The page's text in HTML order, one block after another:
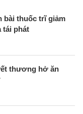
bài thuốc trĩ giảm
tái phát
thương hở ăn